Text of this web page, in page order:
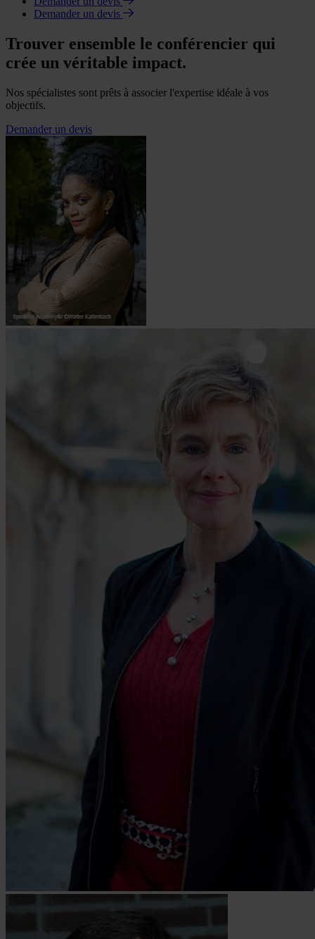
Demander un devis
Trouver ensemble le conférencier qui
crée un véritable impact.
Nos spécialistes sont prêts à associer l'expertise idéale à vos
objectifs.
Demander un devis